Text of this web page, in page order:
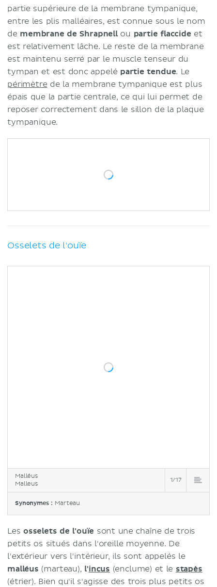
partie supérieure de la membrane tympanique,
entre les plis malléaires, est connue sous le nom
de membrane de Shrapnellou partie flaccide et
est relativement lâche. Le reste de la membrane
est maintenu serré par le muscle tenseur du
tympan et est donc appelé partie tendue. Le
périmètre de la membrane tympanique est plus
épais que la partie centrale, ce qui lui permet de
reposer correctement dans le sillon de la plaque
tympanique.
Osselets de l'ouïe
Malléus
Malleus
1/17
Synonymes : Marteau
Les osselets de l'ouïe sont une chaîne de trois
petits os situés dans l'oreille moyenne. De
l'extérieur vers l'intérieur, ils sont appelés le
malléus (marteau), l'incus (enclume) et le stapès
(étrier). Bien qu'il s'agisse des trois plus petits os